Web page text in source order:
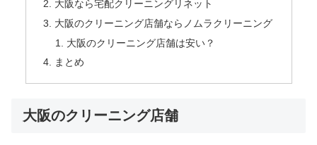
大阪なら宅配クリーニングリネット
大阪のクリーニング店舗ならノムラクリーニング
大阪のクリーニング店舗は安い？
まとめ
大阪のクリーニング店舗